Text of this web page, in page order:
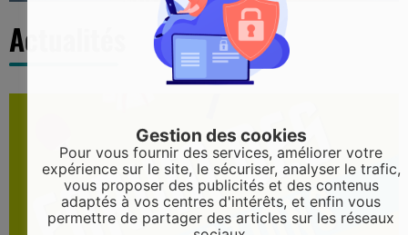
Actualités
Gestion des cookies
Pour vous fournir des services, améliorer votre
expérience sur le site, le sécuriser, analyser le trafic,
vous proposer des publicités et des contenus
adaptés à vos centres d'intérêts, et enfin vous
permettre de partager des articles sur les réseaux